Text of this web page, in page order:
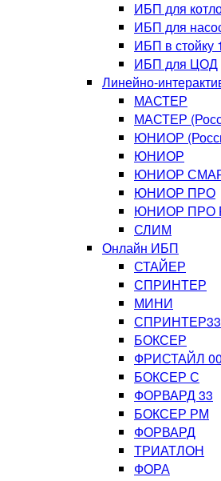
ИБП для
ИБП для
ИБП в стойку
ИБП для ЦОД
Линейно-
МАСТЕР
МАСТЕР
ЮНИОР
ЮНИОР
ЮНИОР
ЮНИОР ПРО
ЮНИОР ПРО
СЛИМ
Онлайн ИБП
СТАЙЕР
СПРИНТЕР
МИНИ
СПРИНТЕР33
БОКСЕР
ФРИСТАЙЛ
БОКСЕР С
ФОРВАРД 33
БОКСЕР РМ
ФОРВАРД
ТРИАТЛОН
ФОРА